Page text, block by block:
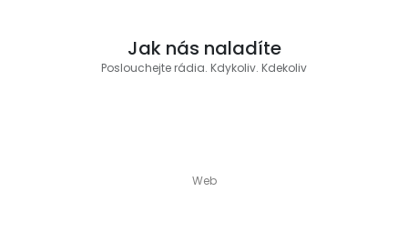
Jak nás naladíte
Poslouchejte rádia. Kdykoliv. Kdekoliv
Web